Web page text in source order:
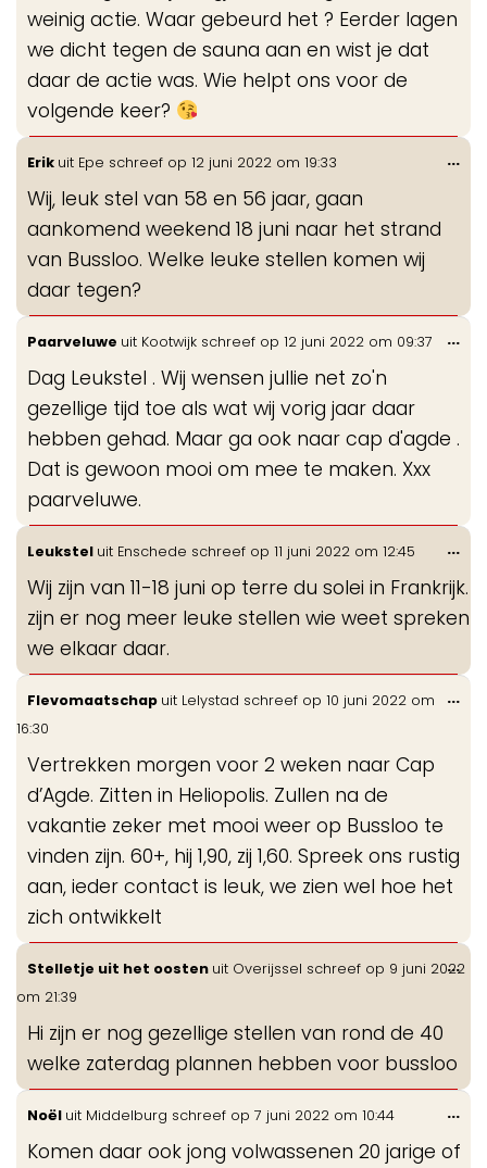
weinig actie. Waar gebeurd het ? Eerder lagen
we dicht tegen de sauna aan en wist je dat
daar de actie was. Wie helpt ons voor de
volgende keer?
Erik uit Epe schreef op 12 juni 2022 om 19:33
Wij, leuk stel van 58 en 56 jaar, gaan
aankomend weekend 18 juni naar het strand
van Bussloo. Welke leuke stellen komen wij
daar tegen?
...
Paarveluwe uit Kootwijk schreef op 12 juni 2022 om 09:37
Dag Leukstel . Wij wensen jullie net zo'n
gezellige tijd toe als wat wij vorig jaar daar
hebben gehad. Maar ga ook naar cap d'agde .
Dat is gewoon mooi om mee te maken. Xxx
paarveluwe.
...
Leukstel uit Enschede schreef op 11 juni 2022 om 12:45
Wij zijn van 11-18 juni op terre du solei in Frankrijk.
zijn er nog meer leuke stellen wie weet spreken
we elkaar daar.
...
Flevomaatschap uit Lelystad schreef op 10 juni 2022 om
16:30
Vertrekken morgen voor 2 weken naar Cap
d’Agde. Zitten in Heliopolis. Zullen na de
vakantie zeker met mooi weer op Bussloo te
vinden zijn. 60+, hij 1,90, zij 1,60. Spreek ons rustig
aan, ieder contact is leuk, we zien wel hoe het
zich ontwikkelt
...
Stelletje uit het oosten uit Overijssel schreef op 9 juni 2022
om 21:39
Hi zijn er nog gezellige stellen van rond de 40
welke zaterdag plannen hebben voor bussloo
...
Noël uit Middelburg schreef op 7 juni 2022 om 10:44
Komen daar ook jong volwassenen 20 jarige of
...